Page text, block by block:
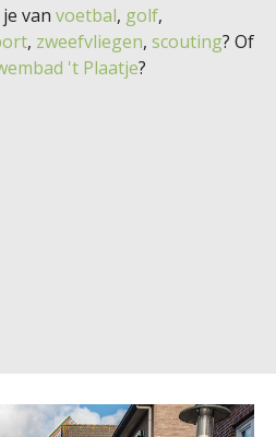
van voetbal, golf,
, zweefvliegen, scouting? Of
't Plaatje?